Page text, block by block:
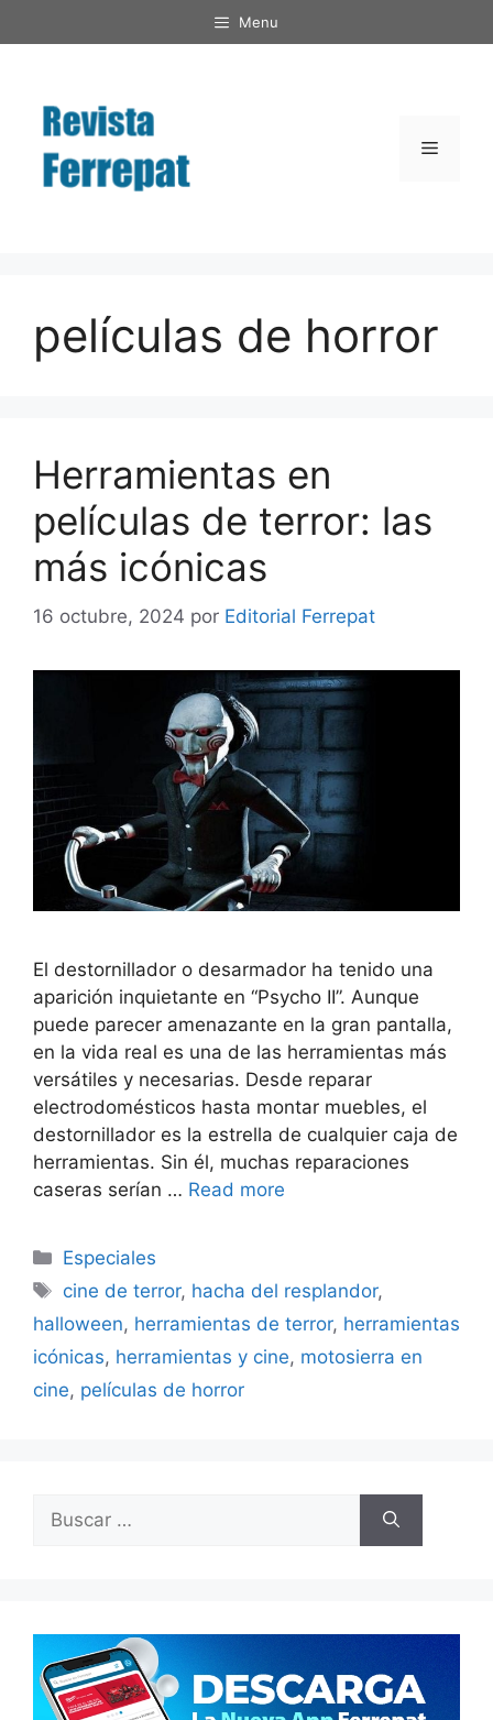
al
Menu
Menú
películas de horror
Herramientas en
películas de terror: las
más icónicas
16 octubre, 2024 por Editorial Ferrepat
El destornillador o desarmador ha tenido una
aparición inquietante en “Psycho II”. Aunque
puede parecer amenazante en la gran pantalla,
en la vida real es una de las herramientas más
versátiles y necesarias. Desde reparar
electrodomésticos hasta montar muebles, el
destornillador es la estrella de cualquier caja de
herramientas. Sin él, muchas reparaciones
caseras serían … Read more
Categorías
Especiales
Etiquetas
cine de terror, hacha del resplandor,
halloween, herramientas de terror, herramientas
icónicas, herramientas y cine, motosierra en
cine, películas de horror